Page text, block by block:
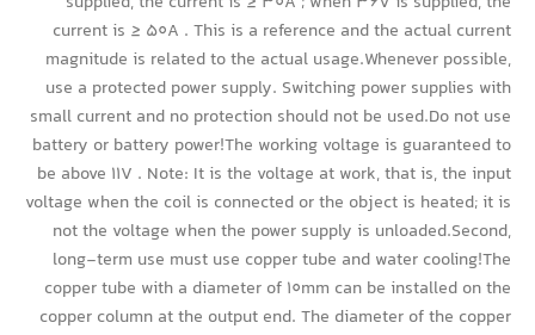
current is ≥ 50A . This is a reference and the actual current
magnitude is related to the actual usage.Whenever possible,
use a protected power supply. Switching power supplies with
small current and no protection should not be used.Do not use
battery or battery power!The working voltage is guaranteed to
be above 11V . Note: It is the voltage at work, that is, the input
voltage when the coil is connected or the object is heated; it is
not the voltage when the power supply is unloaded.Second,
long-term use must use copper tube and water cooling!The
copper tube with a diameter of 10mm can be installed on the
copper column at the output end. The diameter of the copper